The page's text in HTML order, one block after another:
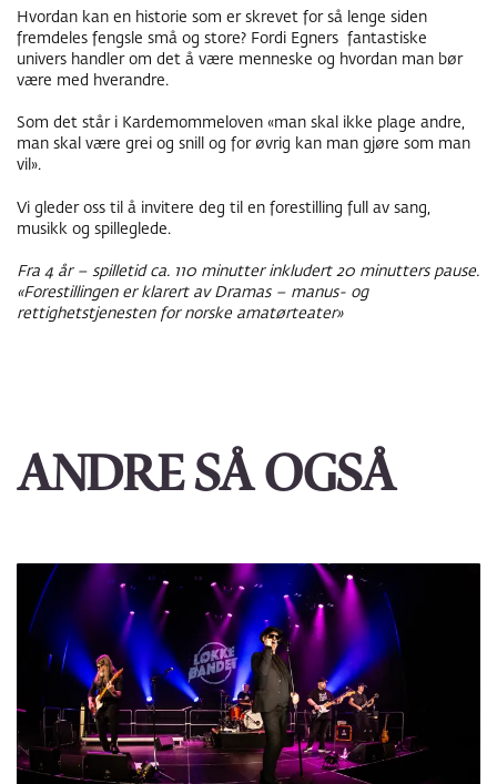
Hvordan kan en historie som er skrevet for så lenge siden
fremdeles fengsle små og store? Fordi Egners fantastiske
univers handler om det å være menneske og hvordan man bør
være med hverandre.
Som det står i Kardemommeloven «man skal ikke plage andre,
man skal være grei og snill og for øvrig kan man gjøre som man
vil».
Vi gleder oss til å invitere deg til en forestilling full av sang,
musikk og spilleglede.
Fra 4 år – spilletid ca. 110 minutter inkludert 20 minutters pause.
«Forestillingen er klarert av Dramas – manus- og
rettighetstjenesten for norske amatørteater»
ANDRE SÅ OGSÅ